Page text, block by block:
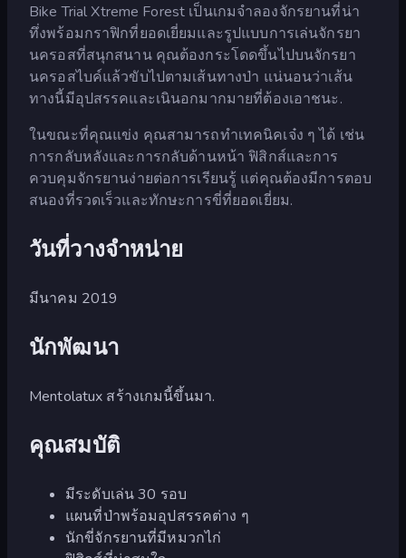
Bike Trial Xtreme Forest เป็นเกมจำลองจักรยานที่น่า
ทึ่งพร้อมกราฟิกที่ยอดเยี่ยมและรูปแบบการเล่นจักรยา
นครอสที่สนุกสนาน คุณต้องกระโดดขึ้นไปบนจักรยา
นครอสไบค์แล้วขับไปตามเส้นทางป่า แน่นอนว่าเส้น
ทางนี้มีอุปสรรคและเนินอกมากมายที่ต้องเอาชนะ.
ในขณะที่คุณแข่ง คุณสามารถทำเทคนิคเจ๋ง ๆ ได้ เช่น
การกลับหลังและการกลับด้านหน้า ฟิสิกส์และการ
ควบคุมจักรยานง่ายต่อการเรียนรู้ แต่คุณต้องมีการตอบ
สนองที่รวดเร็วและทักษะการขี่ที่ยอดเยี่ยม.
วันที่วางจำหน่าย
มีนาคม 2019
นักพัฒนา
Mentolatux สร้างเกมนี้ขึ้นมา.
คุณสมบัติ
มีระดับเล่น 30 รอบ
แผนที่ป่าพร้อมอุปสรรคต่าง ๆ
นักขี่จักรยานที่มีหมวกไก่